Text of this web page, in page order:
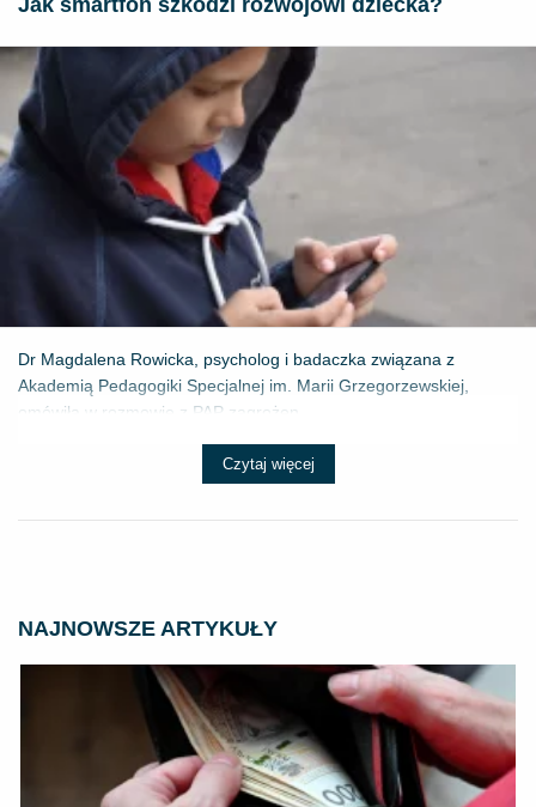
Dr Magdalena Rowicka, psycholog i badaczka związana z
Akademią Pedagogiki Specjalnej im. Marii Grzegorzewskiej,
omówiła w rozmowie z PAP zagrożen...
Czytaj więcej
NAJNOWSZE ARTYKUŁY